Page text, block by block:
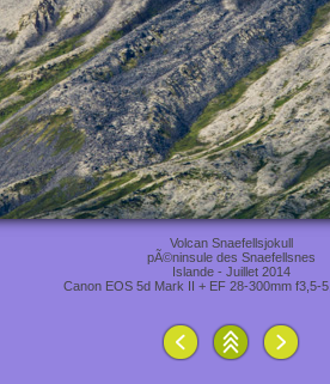
Volcan Snaefellsjokull
pÃ©ninsule des Snaefellsnes
Islande - Juillet 2014
Canon EOS 5d Mark II + EF 28-300mm f3,5-